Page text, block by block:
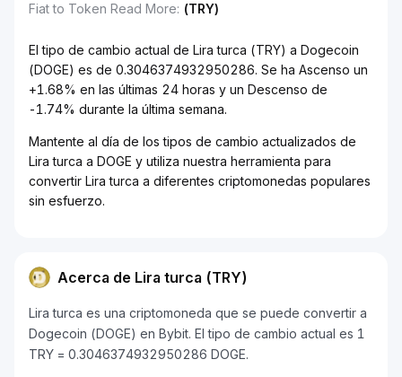
Fiat to Token Read More: (TRY)
El tipo de cambio actual de Lira turca (TRY) a Dogecoin
(DOGE) es de 0.3046374932950286. Se ha Ascenso un
+1.68% en las últimas 24 horas y un Descenso de
-1.74% durante la última semana.
Mantente al día de los tipos de cambio actualizados de
Lira turca a DOGE y utiliza nuestra herramienta para
convertir Lira turca a diferentes criptomonedas populares
sin esfuerzo.
Acerca de Lira turca (TRY)
Lira turca es una criptomoneda que se puede convertir a
Dogecoin (DOGE) en Bybit. El tipo de cambio actual es 1
TRY = 0.3046374932950286 DOGE.